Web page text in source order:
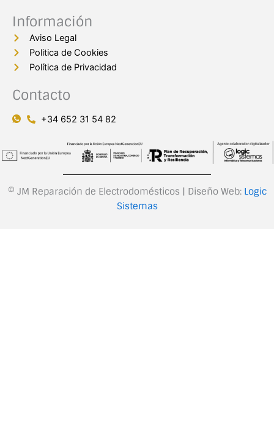
Información
Aviso Legal
Politica de Cookies
Política de Privacidad
Contacto
+34 652 31 54 82
© JM Reparación de Electrodomésticos | Diseño Web: Logic
Sistemas